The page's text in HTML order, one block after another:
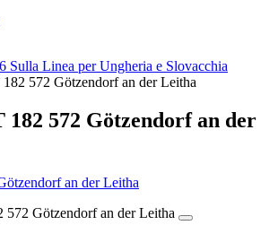
Sulla Linea per Ungheria e Slovacchia
572 Götzendorf an der Leitha
182 572 Götzendorf an der
an der Leitha